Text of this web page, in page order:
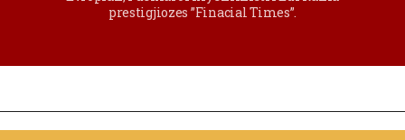
prestigjiozes ”Finacial Times”.